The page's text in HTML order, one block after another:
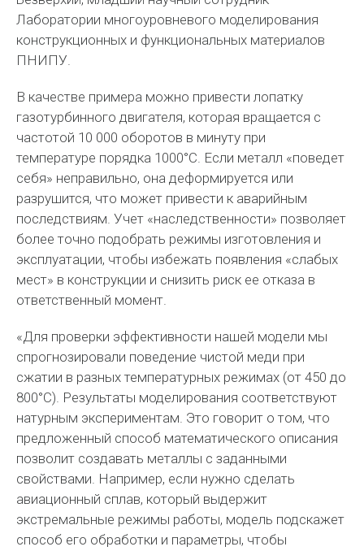
Лаборатории многоуровневого моделирования
конструкционных и функциональных материалов
ПНИПУ.
В качестве примера можно привести лопатку
газотурбинного двигателя, которая вращается с
частотой 10 000 оборотов в минуту при
температуре порядка 1000°C. Если металл «поведет
себя» неправильно, она деформируется или
разрушится, что может привести к аварийным
последствиям. Учет «наследственности» позволяет
более точно подобрать режимы изготовления и
эксплуатации, чтобы избежать появления «слабых
мест» в конструкции и снизить риск ее отказа в
ответственный момент.
«Для проверки эффективности нашей модели мы
спрогнозировали поведение чистой меди при
сжатии в разных температурных режимах (от 450 до
800°C). Результаты моделирования соответствуют
натурным экспериментам. Это говорит о том, что
предложенный способ математического описания
позволит создавать металлы с заданными
свойствами. Например, если нужно сделать
авиационный сплав, который выдержит
экстремальные режимы работы, модель подскажет
способ его обработки и параметры, чтобы